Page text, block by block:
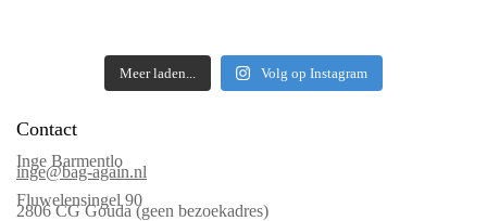
Meer laden... Volg op Instagram
Contact
Inge Barmentlo
inge@bag-again.nl
Fluwelensingel 90
2806 CG Gouda (geen bezoekadres)